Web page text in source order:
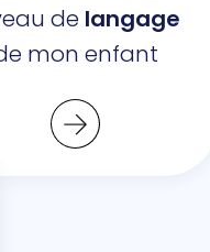
de langage
mon enfant